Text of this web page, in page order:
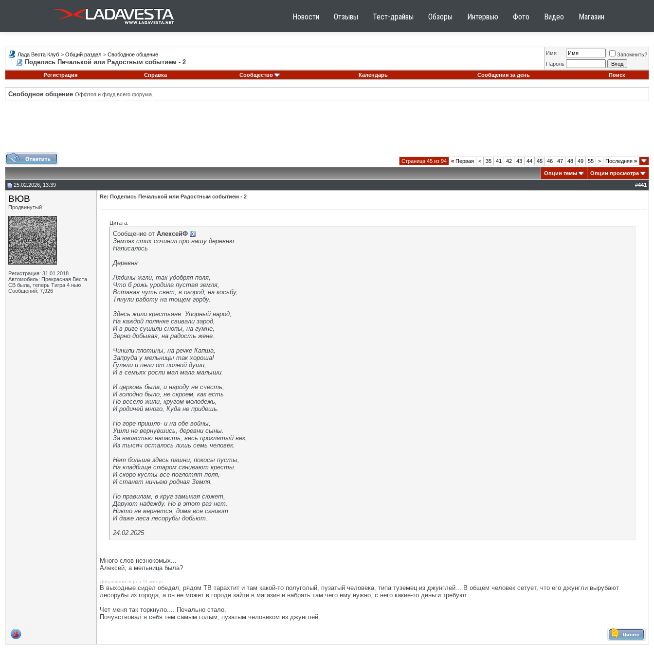
Новости Отзывы Тест-драйвы Обзоры Интервью Фото Видео Магазин
Лада Веста Клуб > Общий раздел > Свободное общение
Поделись Печалькой или Радостным событием - 2
Имя
Запомнить?
Пароль
Регистрация
Справка Сообщество Календарь Сообщения за день Поиск
Свободное общение Оффтоп и флуд всего форума.
Страница 45 из 94 « Первая < 35 41 42 43 44 45 46 47 48 49 55 > Последняя »
Опции темы
Опции просмотра
25.02.2026, 13:39
#441
ВЮВ
Продвинутый
Регистрация: 31.01.2018
Автомобиль: Прекрасная Веста
СВ была, теперь Тигра 4 нью
Сообщений: 7,926
Re: Поделись Печалькой или Радостным событием - 2
Цитата:
Сообщение от АлексейФ
Земляк стих сочинил про нашу деревню..
Написалось
Деревня
Лядины жгли, так удобряя поля,
Что б рожь уродила пустая земля,
Вставая чуть свет, в огород, на косьбу,
Тянули работу на тощем горбу.
Здесь жили крестьяне. Упорный народ,
На каждой полянке свивали зарод,
И в риге сушили снопы, на гумне,
Зерно добывая, на радость жене.
Чинили плотины, на речке Капша,
Запруда у мельницы так хороша!
Гуляли и пели от полной души,
И в семьях росли мал мала малыши.
И церковь была, и народу не счесть,
И голодно было, не скроем, как есть
Но весело жили, кругом молодежь,
И родичей много, Куда не придешь.
Но горе пришло- и на обе войны,
Ушли не вернувшись, деревни сыны.
За напастью напасть, весь проклятый век,
Из тысяч осталось лишь семь человек.
Нет больше здесь пашни, покосы пусты,
На кладбище старом сгнивают кресты.
И скоро кусты все поглотят поля,
И станет ничьею родная Земля.
По правилам, в круг замыкая сюжет,
Даруют надежду. Но в этот раз нет.
Никто не вернется, дома все сгниют
И даже леса лесорубы добьют.
24.02.2025
Много слов незнокомых...
Алексей, а мельница была?
Добавлено через 11 минут
В выходные сидел обедал, рядом ТВ тарахтит и там какой-то полуголый, пузатый человека, типа туземец из джунглей... В общем человек сетует, что его джунгли вырубают
лесорубы из города, а он не может в городе зайти в магазин и набрать там чего ему нужно, с него какие-то деньги требуют.
Чет меня так торкнуло.... Печально стало.
Почувствовал я себя тем самым голым, пузатым человеком из джунглей.